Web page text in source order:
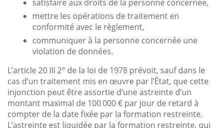
satisfaire aux droits de la personne concernée,
mettre les opérations de traitement en
conformité avec le règlement,
communiquer à la personne concernée une
violation de données.
L’article 20 III 2° de la loi de 1978 prévoit, sauf dans le
cas d’un traitement mis en œuvre par l’État, que cette
injonction peut être assortie d’une astreinte d’un
montant maximal de 100 000 € par jour de retard à
compter de la date fixée par la formation restreinte.
L’astreinte est liquidée par la formation restreinte, qui